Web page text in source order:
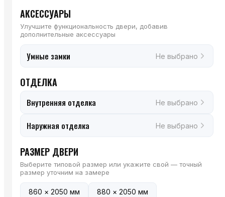
АКСЕССУАРЫ
Улучшите функциональность двери, добавив
дополнительные аксессуары
Умные замки Не выбрано
ОТДЕЛКА
Внутренняя отделка Не выбрано
Наружная отделка Не выбрано
РАЗМЕР ДВЕРИ
Выберите типовой размер или укажите свой — точный
размер уточним на замере
860 × 2050 мм 880 × 2050 мм